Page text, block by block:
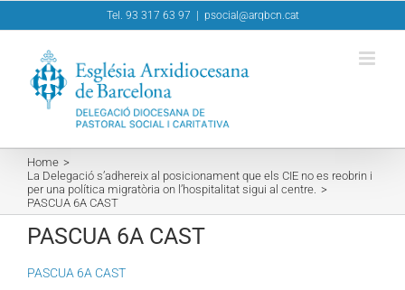
to
Tel. 93 317 63 97 psocial@arqbcn.cat
Home
La Delegació s’adhereix al posicionament que els CIE no es reobrin i
per una política migratòria on l’hospitalitat sigui al centre.
PASCUA 6A CAST
PASCUA 6A CAST
PASCUA 6A CAST